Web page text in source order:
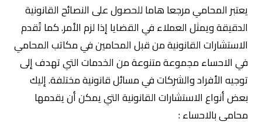
يعتبر المحامي مرجعا هاما للحصول على النصائح القانونية
الدقيقة ويمثل العملاء في القضايا إذا لزم الأمر. كما تُقدم
الاستشارات القانونية من قبل المحامين في مكاتب المحامي
في الاحساء مجموعة متنوعة من الخدمات التي تهدف إلى
توجيه الأفراد والشركات في مسائل قانونية مختلفة. إليك
بعض أنواع الاستشارات القانونية التي يمكن أن يقدمها
محامي بالاحساء :